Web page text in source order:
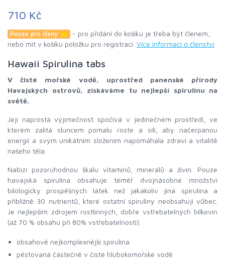
710 Kč
Pouze pro členy
- pro přidání do košíku je třeba být členem,
nebo mít v košíku položku pro registraci. Více informací o členství
Hawaii Spirulina tabs
V čisté mořské vodě, uprostřed panenské přírody
Havajských ostrovů, získáváme tu nejlepší spirulinu na
světě.
Její naprostá výjimečnost spočívá v jedinečném prostředí, ve
kterém zalitá sluncem pomalu roste a sílí, aby načerpanou
energií a svým unikátním složením napomáhala zdraví a vitalitě
našeho těla.
Nabízí pozoruhodnou škálu vitaminů, minerálů a živin. Pouze
havajská spirulina obsahuje téměř dvojnásobné množství
bilologicky prospěšných látek než jakákoliv jiná spirulina a
přibližně 30 nutrientů, které ostatní spiruliny neobsahují vůbec.
Je nejlepším zdrojem rostlinných, dobře vstřebatelných bílkovin
(až 70 % obsahu při 80% vstřebatelnosti).
obsahově nejkomplexnější spirulina
pěstovaná částečně v čisté hlubokomořské vodě